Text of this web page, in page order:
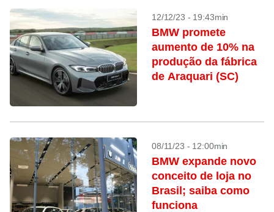
12/12/23 - 19:43min
BMW promete
aumento de 10% na
produção da fábrica
de Araquari (SC)
08/11/23 - 12:00min
BMW expande novo
conceito de loja no
Brasil; saiba como
funciona